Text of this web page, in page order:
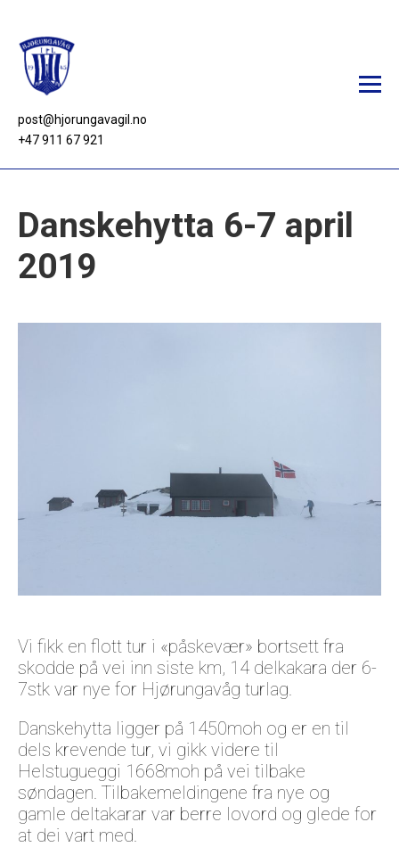
post@hjorungavagil.no
+47 911 67 921
Aktivitetar
Nyheiter
Fotball
Danskehytta 6-7 april
2019
Vi fikk en flott tur i «påskevær» bortsett fra
skodde på vei inn siste km, 14 delkakara der 6-
7stk var nye for Hjørungavåg turlag.
Danskehytta ligger på 1450moh og er en til
dels krevende tur, vi gikk videre til
Helstugueggi 1668moh på vei tilbake
søndagen. Tilbakemeldingene fra nye og
gamle deltakarar var berre lovord og glede for
at dei vart med.